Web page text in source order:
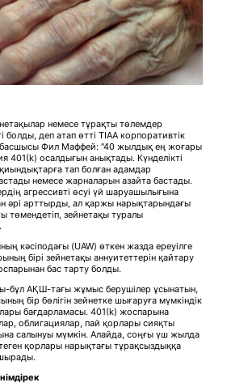
немесе тұрақты төлемдер
болды, деп атап өтті TIAA корпоративтік
басшысы Фил Маффей: "40 жылдық ең жоғары
401(k) осалдығын анықтады. Күнделікті
тап болған адамдар
немесе жарналарын азайта бастады.
агрессивті өсуі үй шаруашылығына
әрі арттырды, ал қаржы нарықтарындағы
төмендетіп, зейнетақы туралы
кәсіподағы (UAW) өткен жазда ереуілге
бірі зейнетақы аннуитеттерін қайтару
бас тарту болды.
бұл АҚШ-тағы жұмыс берушілер ұсынатын,
бір бөлігін зейнетке шығаруға мүмкіндік
бағдарламасы. 401(k) жоспарына
облигациялар, пай қорлары сияқты
салынуы мүмкін. Алайда, соңғы үш жылда
қорлары нарықтағы тұрақсыздыққа